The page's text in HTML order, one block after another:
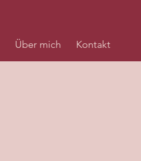
Über mich Kontakt